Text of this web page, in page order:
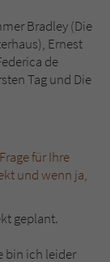
Bradley (Die
Ernest
de
Tag und Die
für Ihre
und wenn ja,
geplant.
bin ich leider